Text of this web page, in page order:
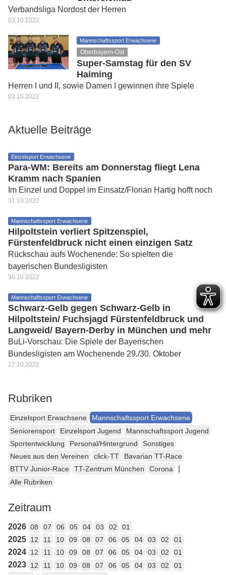
Verbandsliga Nordost der Herren
03.10.2022
Mannschaftssport Erwachsene
Oberbayern-Ost
Super-Samstag für den SV
Haiming
Herren I und II, sowie Damen I gewinnen ihre Spiele
03.10.2022
Aktuelle Beiträge
Einzelsport Erwachsene
Para-WM: Bereits am Donnerstag fliegt Lena
Kramm nach Spanien
Im Einzel und Doppel im Einsatz/Florian Hartig hofft noch
31.10.2022
Mannschaftssport Erwachsene
Hilpoltstein verliert Spitzenspiel,
Fürstenfeldbruck nicht einen einzigen Satz
Rückschau aufs Wochenende: So spielten die
bayerischen Bundesligisten
30.10.2022
Mannschaftssport Erwachsene
Schwarz-Gelb gegen Schwarz-Gelb in
Hilpoltstein/ Fuchsjagd Fürstenfeldbruck und
Langweid/ Bayern-Derby in München und mehr
BuLi-Vorschau: Die Spiele der Bayerischen
Bundesligisten am Wochenende 29./30. Oktober
27.10.2022
Rubriken
Einzelsport Erwachsene
Mannschaftssport Erwachsene
Seniorensport
Einzelsport Jugend
Mannschaftssport Jugend
Sportentwicklung
Personal/Hintergrund
Sonstiges
Neues aus den Vereinen
click-TT
Bavarian TT-Race
BTTV Junior-Race
TT-Zentrum München Corona
Alle Rubriken
Zeitraum
2026 08 07 06 05 04 03 02 01
2025 12 11 10 09 08 07 06 05 04 03 02 01
2024 12 11 10 09 08 07 06 05 04 03 02 01
2023 12 11 10 09 08 07 06 05 04 03 02
01